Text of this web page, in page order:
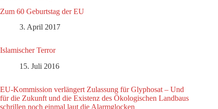
Zum 60 Geburtstag der EU
3. April 2017
Islamischer Terror
15. Juli 2016
EU-Kommission verlängert Zulassung für Glyphosat – Und
für die Zukunft und die Existenz des Ökologischen Landbaus
schrillen noch einmal laut die Alarmglocken